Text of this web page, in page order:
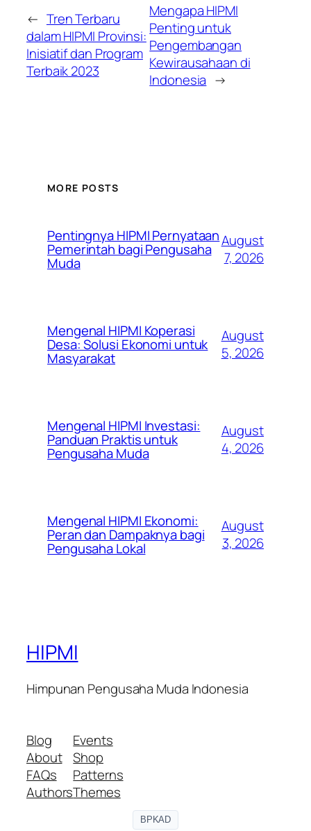
← Tren Terbaru
dalam HIPMI Provinsi:
Inisiatif dan Program
Terbaik 2023
Mengapa HIPMI
Penting untuk
Pengembangan
Kewirausahaan di
Indonesia →
MORE POSTS
Pentingnya HIPMI Pernyataan
Pemerintah bagi Pengusaha
Muda
August
7, 2026
Mengenal HIPMI Koperasi
Desa: Solusi Ekonomi untuk
Masyarakat
August
5, 2026
Mengenal HIPMI Investasi:
Panduan Praktis untuk
Pengusaha Muda
August
4, 2026
Mengenal HIPMI Ekonomi:
Peran dan Dampaknya bagi
Pengusaha Lokal
August
3, 2026
HIPMI
Himpunan Pengusaha Muda Indonesia
Blog
About
FAQs
Authors
Events
Shop
Patterns
Themes
BPKAD